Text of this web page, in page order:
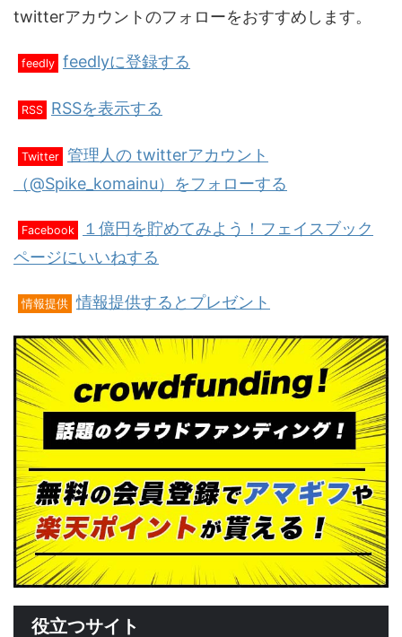
twitterアカウントのフォローをおすすめします。
feedly feedlyに登録する
RSS RSSを表示する
Twitter 管理人の twitterアカウント
（@Spike_komainu）をフォローする
Facebook
１億円を貯めてみよう！フェイスブック
ページにいいねする
情報提供 情報提供するとプレゼント
役立つサイト